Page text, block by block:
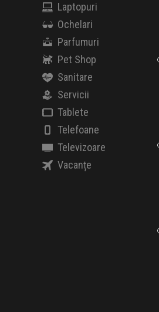
Laptopuri
Ochelari
Parfumuri
Pet Shop
Sanitare
Servicii
Tablete
Telefoane
Televizoare
Vacanțe